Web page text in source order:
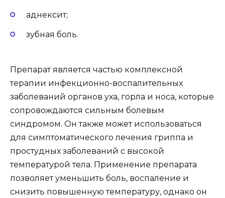
аднексит;
зубная боль.
Препарат является частью комплексной
терапии инфекционно-воспалительных
заболеваний органов уха, горла и носа, которые
сопровождаются сильным болевым
синдромом. Он также может использоваться
для симптоматического лечения гриппа и
простудных заболеваний с высокой
температурой тела. Применение препарата
позволяет уменьшить боль, воспаление и
снизить повышенную температуру, однако он